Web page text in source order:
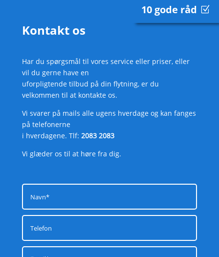
10 gode råd
Kontakt os
Har du spørgsmål til vores service eller priser, eller
vil du gerne have en
uforpligtende tilbud på din flytning, er du
velkommen til at kontakte os.
Vi svarer på mails alle ugens hverdage og kan fanges
på telefonerne
i hverdagene. Tlf: 2083 2083
Vi glæder os til at høre fra dig.